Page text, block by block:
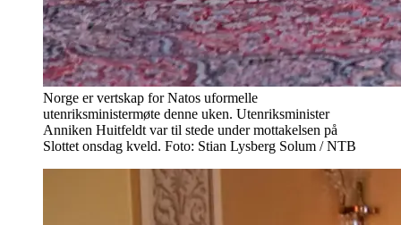
Norge er vertskap for Natos uformelle
utenriksministermøte denne uken. Utenriksminister
Anniken Huitfeldt var til stede under mottakelsen på
Slottet onsdag kveld. Foto: Stian Lysberg Solum / NTB